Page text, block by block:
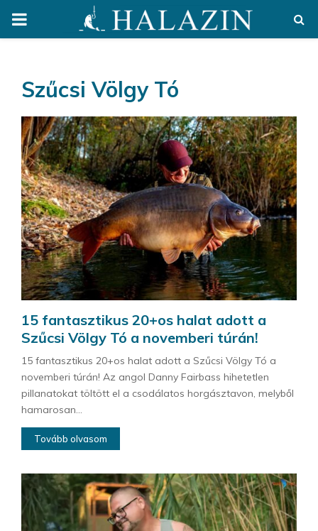
PRIMARY
Szűcsi Völgy Tó
15 fantasztikus 20+os halat adott a
Szűcsi Völgy Tó a novemberi túrán!
15 fantasztikus 20+os halat adott a Szűcsi Völgy Tó a
novemberi túrán! Az angol Danny Fairbass hihetetlen
pillanatokat töltött el a csodálatos horgásztavon, melyből
hamarosan...
Tovább olvasom